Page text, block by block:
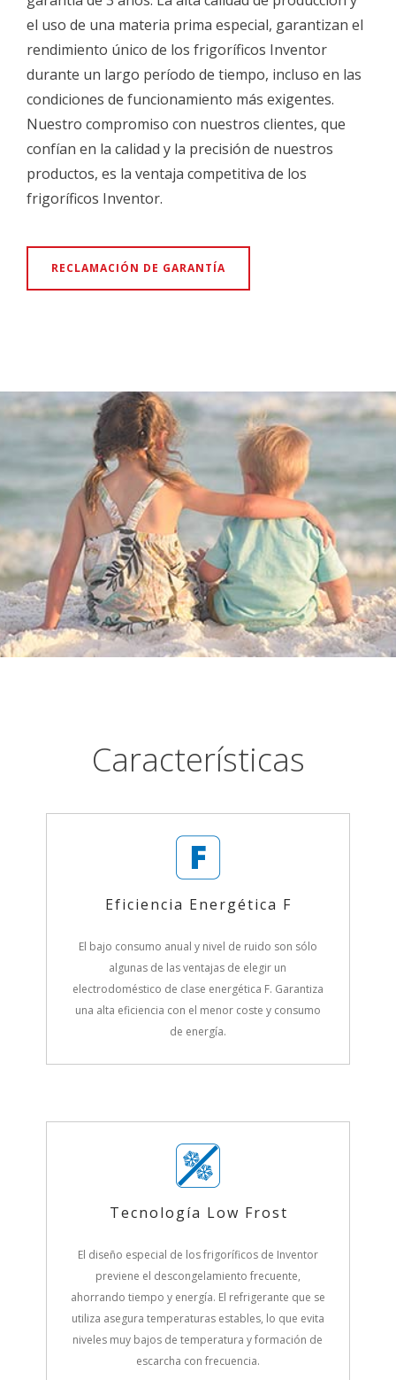
el uso de una materia prima especial, garantizan el
rendimiento único de los frigoríficos Inventor
durante un largo período de tiempo, incluso en las
condiciones de funcionamiento más exigentes.
Nuestro compromiso con nuestros clientes, que
confían en la calidad y la precisión de nuestros
productos, es la ventaja competitiva de los
frigoríficos Inventor.
RECLAMACIÓN DE GARANTÍA
Características
Eficiencia Energética F
El bajo consumo anual y nivel de ruido son sólo
algunas de las ventajas de elegir un
electrodoméstico de clase energética F. Garantiza
una alta eficiencia con el menor coste y consumo
de energía.
Tecnología Low Frost
El diseño especial de los frigoríficos de Inventor
previene el descongelamiento frecuente,
ahorrando tiempo y energía. El refrigerante que se
utiliza asegura temperaturas estables, lo que evita
niveles muy bajos de temperatura y formación de
escarcha con frecuencia.